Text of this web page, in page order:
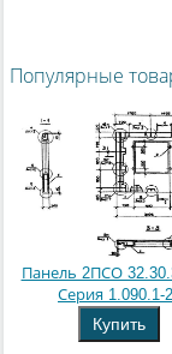
Популярные
Панель 2ПСО
Серия 1.090.1-
Купить